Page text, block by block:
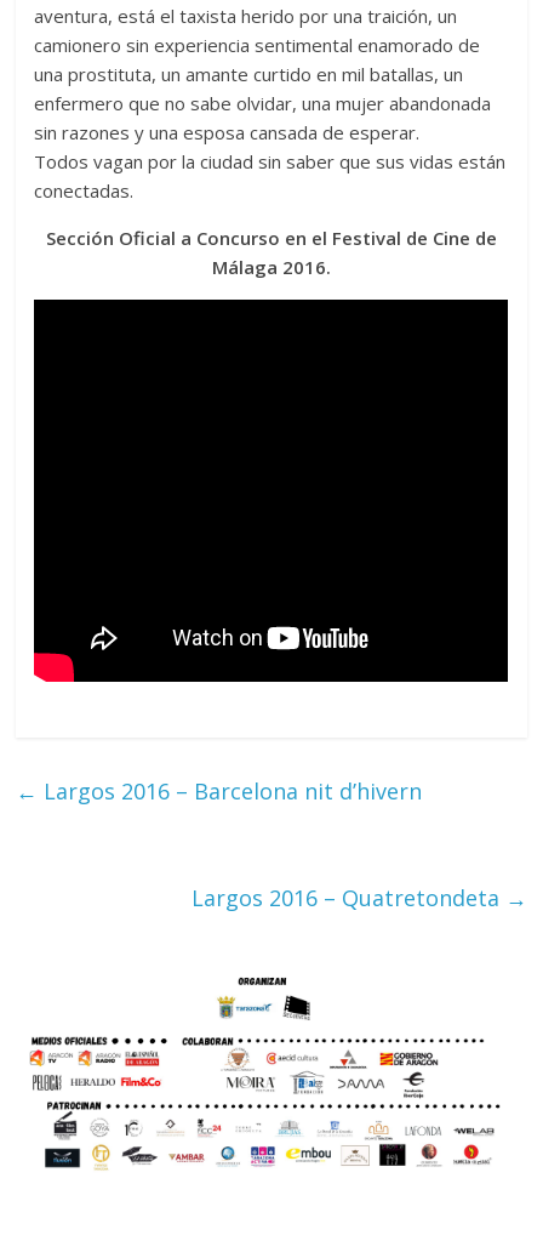
aventura, está el taxista herido por una traición, un
camionero sin experiencia sentimental enamorado de
una prostituta, un amante curtido en mil batallas, un
enfermero que no sabe olvidar, una mujer abandonada
sin razones y una esposa cansada de esperar.
Todos vagan por la ciudad sin saber que sus vidas están
conectadas.
Sección Oficial a Concurso en el Festival de Cine de
Málaga 2016.
← Largos 2016 – Barcelona nit d’hivern
Largos 2016 – Quatretondeta →